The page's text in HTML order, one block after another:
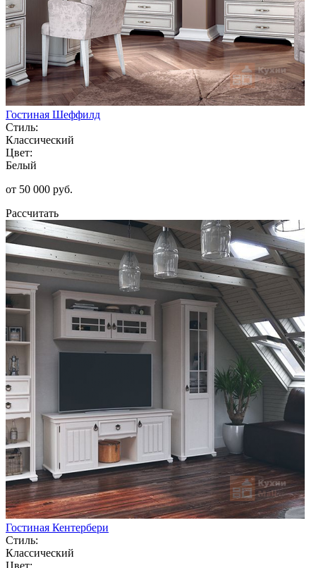
Гостиная Шеффилд
Стиль:
Классический
Цвет:
Белый
от 50 000 руб.
Рассчитать
Гостиная Кентербери
Стиль:
Классический
Цвет: